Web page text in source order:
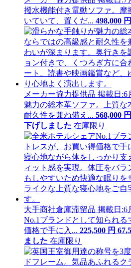
撥水機能付き電動ソファ。摩
いていて、置くだ... 498,000 円
メーカー協力提供品 掲載日:6
魅力の総本革ソファ。上質な
耐久性を兼ね備え... 568,000 円
下げしました 在庫限り
大手商社倉庫滞留品 掲載日:6
No.1ブランドとして知られ
価格で手に入... 225,500 円 67,
ました 在庫限り